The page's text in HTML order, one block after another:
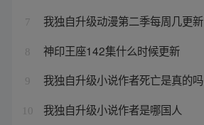
7 我独自升级动漫第二季每周几更新
8 神印王座142集什么时候更新
9 我独自升级小说作者死亡是真的吗
10 我独自升级小说作者是哪国人